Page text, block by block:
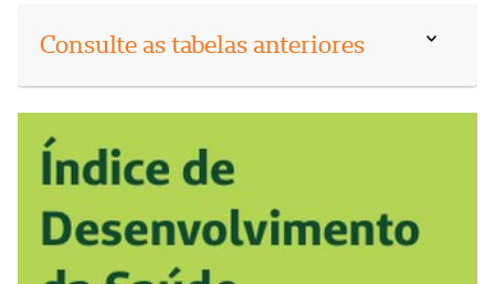
Consulte as tabelas anteriores